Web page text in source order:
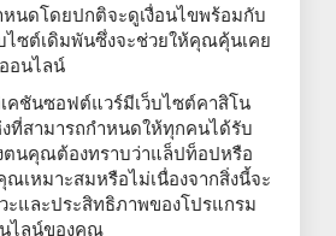
หนดโดยปกติจะดูเงื่อนไขพร้อมกับ
ไซต์เดิมพันซึ่งจะช่วยให้คุณคุ้นเคย
อนไลน์
คชันซอฟต์แวร์มีเว็บไซต์คาสิโน
ที่สามารถกำหนดให้ทุกคนได้รับ
นคุณต้องทราบว่าแล็ปท็อปหรือ
เหมาะสมหรือไม่เนื่องจากสิ่งนี้จะ
ะและประสิทธิภาพของโปรแกรม
ไลน์ของคุณ